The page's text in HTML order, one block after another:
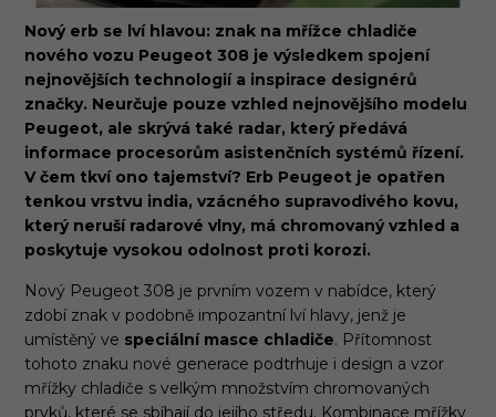
Nový erb se lví hlavou: znak na mřížce chladiče
nového vozu Peugeot 308 je výsledkem spojení
nejnovějších technologií a inspirace designérů
značky. Neurčuje pouze vzhled nejnovějšího modelu
Peugeot, ale skrývá také radar, který předává
informace procesorům asistenčních systémů řízení.
V čem tkví ono tajemství? Erb Peugeot je opatřen
tenkou vrstvu india, vzácného supravodivého kovu,
který neruší radarové vlny, má chromovaný vzhled a
poskytuje vysokou odolnost proti korozi.
Nový Peugeot 308 je prvním vozem v nabídce, který
zdobí znak v podobně impozantní lví hlavy, jenž je
umístěný ve speciální masce chladiče. Přítomnost
tohoto znaku nové generace podtrhuje i design a vzor
mřížky chladiče s velkým množstvím chromovaných
prvků, které se sbíhají do jejího středu. Kombinace mřížky